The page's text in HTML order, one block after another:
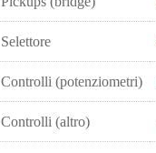
Selettore
Controlli (potenziometri)
Controlli (altro)